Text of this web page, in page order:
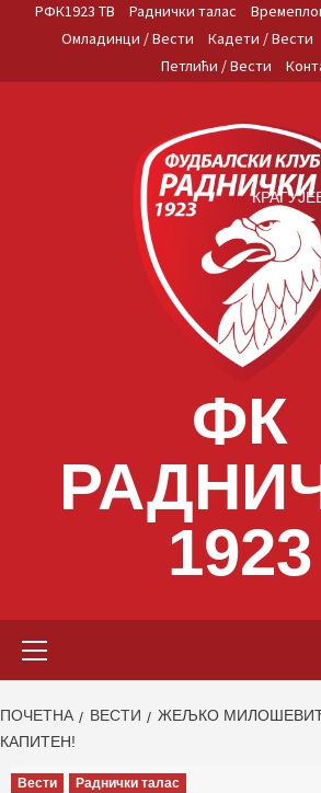
РФК1923 ТВ Раднички талас
Омладинци / Вести
Кадети / Вести
Петлићи / Вести
ФК
1923
ПОЧЕТНА ВЕСТИ
ЖЕЉКО
КАПИТЕН!
Вести Раднички талас